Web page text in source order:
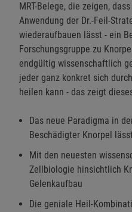
MRT-Belege, die zeigen,
Anwendung der Dr.-Feil-
wiederaufbauen lässt - ein
Forschungsgruppe zu
endgültig wissenschaftlich
jeder ganz konkret sich
heilen kann - das zeigt
Das neue Paradigma in
Beschädigter Knorpel
Mit den neuesten
Zellbiologie hinsichtlich
Gelenkaufbau
Die geniale Heil-